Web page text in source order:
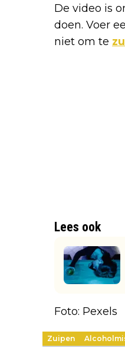
De video is
doen. Voer
niet om te
Lees ook
Foto: Pexels
Zuipen